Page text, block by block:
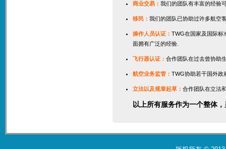
商业交易： 我们的团队有丰富的经验
移民： 我们的团队已协助过许多航空
操作人员认证： TWG在国家及国际标
面拥有广泛的经验.
飞行器认证： 合作团队在过去曾协助
航空业务监管： TWG协助若干国外政
立法以及规章起草： 合作团队在立法
以上所有服务作为一个整体